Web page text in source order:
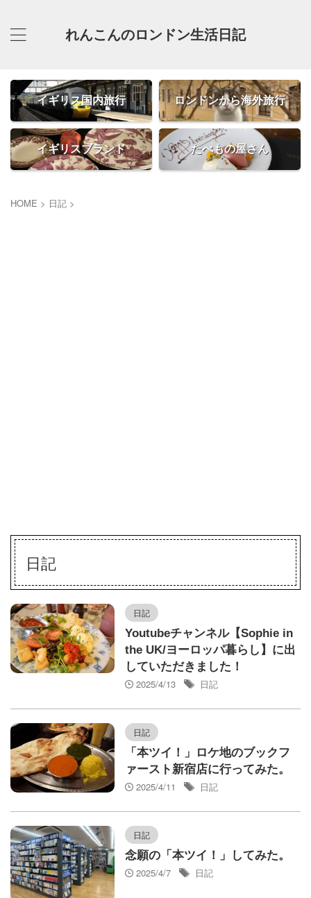
れんこんのロンドン生活日記
イギリス国内旅行 ロンドンから海外旅行
イギリスブランド たべもの屋さん
HOME > 日記 >
日記
日記
Youtubeチャンネル【Sophie in
the UK/ヨーロッパ暮らし】に出
していただきました！
2025/4/13
日記
日記
「本ツイ！」ロケ地のブックフ
ァースト新宿店に行ってみた。
2025/4/11
日記
日記
念願の「本ツイ！」してみた。
2025/4/7
日記